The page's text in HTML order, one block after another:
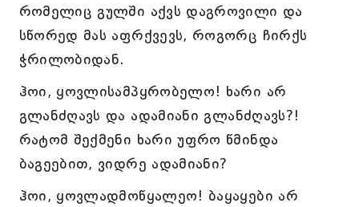
რომელიც გულში აქვს დაგროვილი და
სწორედ მას აფრქვევს, როგორც ჩირქს
ჭრილობიდან.
ჰოი, ყოვლისამპყრობელო! ხარი არ
გლანძღავს და ადამიანი გლანძღავს?!
რატომ შექმენი ხარი უფრო წმინდა
ბაგეებით, ვიდრე ადამიანი?
ჰოი, ყოვლადმოწყალეო! ბაყაყები არ